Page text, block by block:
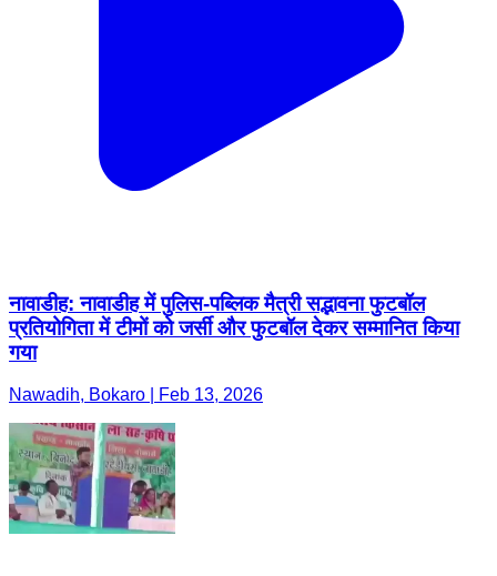
नावाडीह: नावाडीह में पुलिस-पब्लिक मैत्री सद्भावना फुटबॉल
प्रतियोगिता में टीमों को जर्सी और फुटबॉल देकर सम्मानित किया
गया
Nawadih, Bokaro | Feb 13, 2026